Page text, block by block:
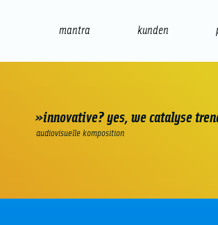
mantra kunden
»innovative? yes, we catalyse
audiovisuelle komposition